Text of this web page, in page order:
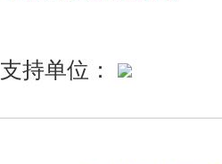
支持单位：